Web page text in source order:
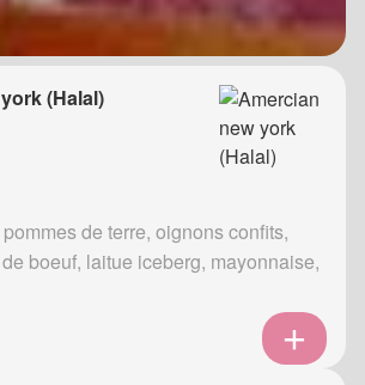
(Halal)
de terre, oignons confits,
boeuf, laitue iceberg, mayonnaise,